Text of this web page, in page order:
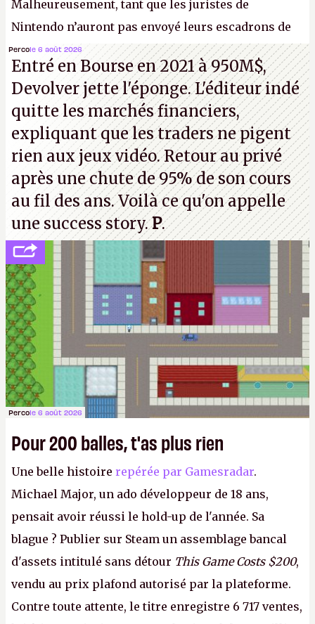
Malheureusement, tant que les juristes de
Nintendo n’auront pas envoyé leurs escadrons de
la mort judiciaires pour distribuer du copyright
strike à tour de bras, l'Oncle Sam continuera
d'étaler sa confiture intellectuelle sur vos
souvenirs d'enfance.P.
Percole 6 août 2026
Entré en Bourse en 2021 à 950M$,
Devolver jette l'éponge. L'éditeur indé
quitte les marchés financiers,
expliquant que les traders ne pigent
rien aux jeux vidéo. Retour au privé
après une chute de 95% de son cours
au fil des ans. Voilà ce qu'on appelle
une success story.P.
Percole 6 août 2026
Pour 200 balles, t'as plus rien
Une belle histoire repérée par Gamesradar.
Michael Major, un ado développeur de 18 ans,
pensait avoir réussi le hold-up de l'année. Sa
blague ? Publier sur Steam un assemblage bancal
d'assets intitulé sans détour This Game Costs $200,
vendu au prix plafond autorisé par la plateforme.
Contre toute attente, le titre enregistre 6 717 ventes,